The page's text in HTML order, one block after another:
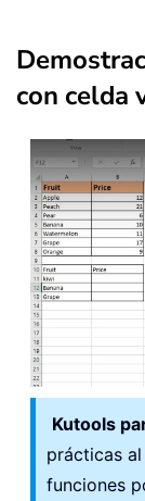
con celda
Kutools
prácticas
funciones